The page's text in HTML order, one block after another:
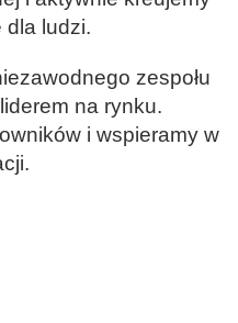
dla ludzi.
zespołu
na rynku.
i wspieramy w